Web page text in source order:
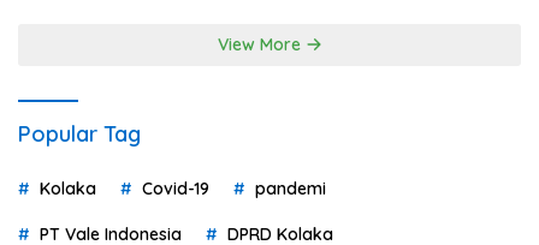
View More
Popular Tag
Kolaka Covid-19 pandemi
PT Vale Indonesia DPRD Kolaka